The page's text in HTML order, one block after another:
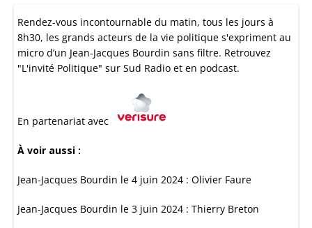
Rendez-vous incontournable du matin, tous les jours à
8h30, les grands acteurs de la vie politique s'expriment au
micro d’un Jean-Jacques Bourdin sans filtre. Retrouvez
"L'invité Politique" sur Sud Radio et en podcast.
En partenariat avec
À voir aussi :
Jean-Jacques Bourdin le 4 juin 2024 : Olivier Faure
Jean-Jacques Bourdin le 3 juin 2024 : Thierry Breton